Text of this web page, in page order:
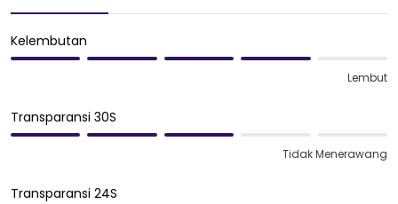
Kelembutan
Lembut
Transparansi 30S
Tidak Menerawang
Transparansi 24S